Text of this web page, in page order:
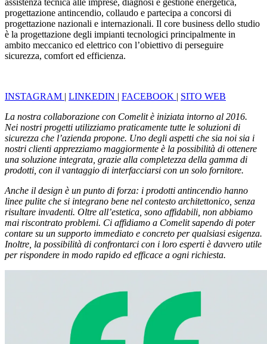
progettazione antincendio, collaudo e partecipa a concorsi di
progettazione nazionali e internazionali. Il core business dello studio
è la progettazione degli impianti tecnologici principalmente in
ambito meccanico ed elettrico con l’obiettivo di perseguire
sicurezza, comfort ed efficienza.
INSTAGRAM | LINKEDIN | FACEBOOK | SITO WEB
La nostra collaborazione con Comelit è iniziata intorno al 2016.
Nei nostri progetti utilizziamo praticamente tutte le soluzioni di
sicurezza che l’azienda propone. Uno degli aspetti che sia noi sia i
nostri clienti apprezziamo maggiormente è la possibilità di ottenere
una soluzione integrata , grazie alla completezza della gamma di
prodotti, con il vantaggio di interfacciarsi con un solo fornitore.
Anche il design è un punto di forza: i prodotti antincendio hanno
linee pulite che si integrano bene nel contesto architettonico, senza
risultare invadenti. Oltre all’estetica, sono affidabili, non abbiamo
mai riscontrato problemi. Ci affidiamo a Comelit sapendo di poter
contare su un supporto immediato e concreto per qualsiasi esigenza.
Inoltre, la possibilità di confrontarci con i loro esperti è davvero utile
per rispondere in modo rapido ed efficace a ogni richiesta.